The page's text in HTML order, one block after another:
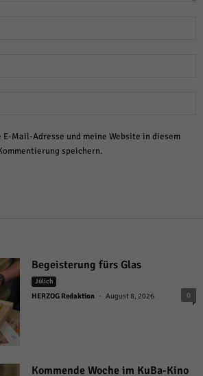
E-Mail-Adresse und meine Website in diesem
speichern.
Begeisterung fürs Glas
Jülich
HERZOG Redaktion - August 8, 2026 0
Kommende Woche im KuBa-Kino